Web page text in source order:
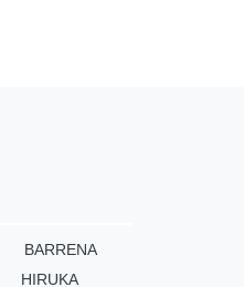
BARRENA
HIRUKA